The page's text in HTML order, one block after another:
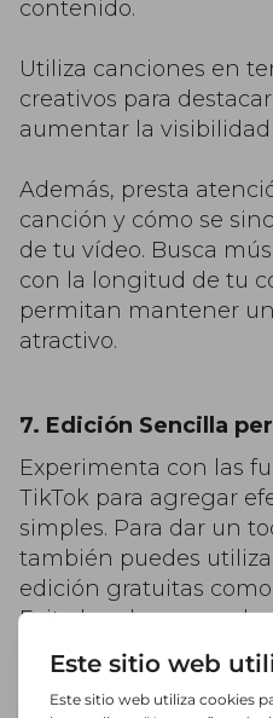
contenido.
Utiliza canciones en
creativos para
aumentar la
Además, presta
canción y cómo se
de tu vídeo. Busca
con la longitud de tu
permitan mantener
atractivo.
7. Edición Sencilla
Experimenta con las
TikTok para agregar
simples. Para dar un
también puedes
edición gratuitas
Evita la sobrecarga de
menos es más.
La edición de tus